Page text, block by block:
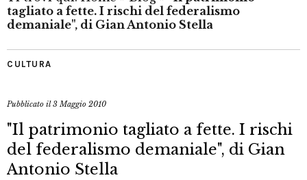
tagliato a fette. I rischi del federalismo
demaniale", di Gian Antonio Stella
CULTURA
Pubblicato il3 Maggio 2010
"Il patrimonio tagliato a fette. I rischi
del federalismo demaniale", di Gian
Antonio Stella